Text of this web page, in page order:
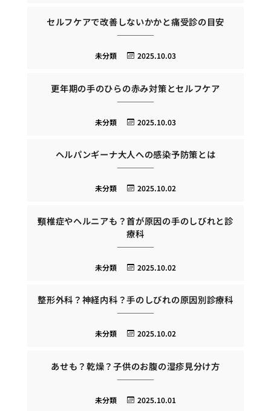
セルフケアで改善しないかかと痛受診の目安
2025.10.03
未分類
更年期の手のひらの赤み対策とセルフケア
2025.10.03
未分類
ヘルパンギーナ大人への感染予防策とは
2025.10.02
未分類
頸椎症やヘルニアも？首が原因の手のしびれと診
療科
2025.10.02
未分類
整形外科？神経内科？手のしびれの原因別診療科
2025.10.02
未分類
あせも？乾燥？子供のお腹の湿疹見分け方
2025.10.01
未分類